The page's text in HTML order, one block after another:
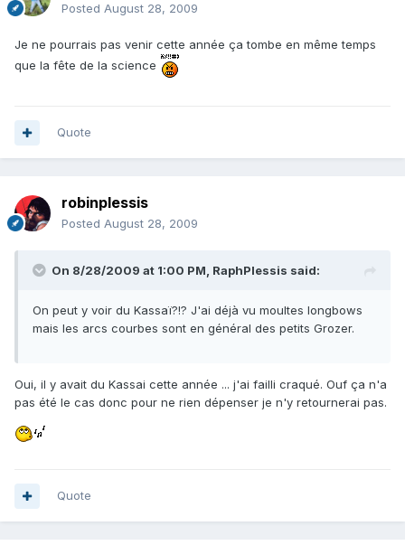
Posted August 28, 2009
Je ne pourrais pas venir cette année ça tombe en même temps
que la fête de la science
Quote
robinplessis
Posted August 28, 2009
On 8/28/2009 at 1:00 PM, RaphPlessis said:
On peut y voir du Kassaï?!? J'ai déjà vu moultes longbows
mais les arcs courbes sont en général des petits Grozer.
Oui, il y avait du Kassai cette année ... j'ai failli craqué. Ouf ça n'a
pas été le cas donc pour ne rien dépenser je n'y retournerai pas.
Quote